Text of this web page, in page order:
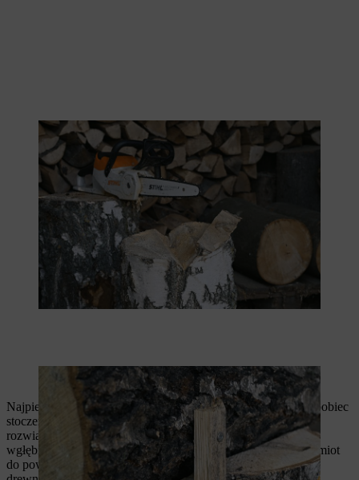
Jako powierzchni roboczej możesz użyć pnia z wycięciem.
Drewniana listwa zapobiegnie stoczeniu się pieńka.
Najpierw utwórz odpowiednią powierzchnię roboczą, aby zapobiec
stoczeniu się pieńka będącego podstawą choinki. Dobrym
rozwiązaniem jest na przykład kawałek pnia z wyciętym
wgłębieniem. Należy również przymocować obrabiany przedmiot
do powierzchni roboczej z dwóch stron za pomocą kawałka